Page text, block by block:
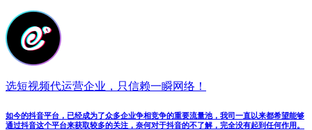
选短视频代运营企业，只信赖一瞬网络！
如今的抖音平台，已经成为了众多企业争相竞争的重要流量池，我司一直以来都希望能够
通过抖音这个平台来获取较多的关注，奈何对于抖音的不了解，完全没有起到任何作用。